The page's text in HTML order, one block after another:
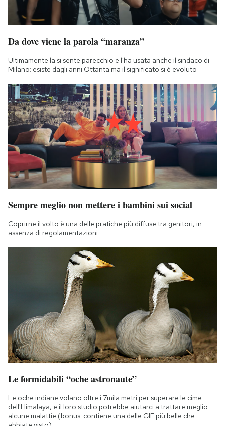
Hai bisogno di aiuto?
Esci
Da dove viene la parola “maranza”
Ultimamente la si sente parecchio e l'ha usata anche il sindaco di
Milano: esiste dagli anni Ottanta ma il significato si è evoluto
Sempre meglio non mettere i bambini sui social
Coprirne il volto è una delle pratiche più diffuse tra genitori, in
assenza di regolamentazioni
Le formidabili “oche astronaute”
Le oche indiane volano oltre i 7mila metri per superare le cime
dell'Himalaya, e il loro studio potrebbe aiutarci a trattare meglio
alcune malattie (bonus: contiene una delle GIF più belle che